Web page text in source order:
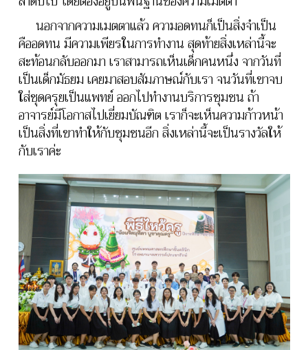
นอกจากความเมตตาแล้ว ความอดทนก็เป็นสิ่งจำเป็น
คืออดทน มีความเพียรในการทำงาน สุดท้ายสิ่งเหล่านี้จะ
สะท้อนกลับออกมา เราสามารถเห็นเด็กคนหนึ่ง จากวันที่
เป็นเด็กมัธยม เคยมาสอบสัมภาษณ์กับเรา จนวันที่เขาจบ
ใส่ชุดครุยเป็นแพทย์ ออกไปทำงานบริการชุมชน ถ้า
อาจารย์มีโอกาสไปเยี่ยมบัณฑิต เราก็จะเห็นความก้าวหน้า
เป็นสิ่งที่เขาทำให้กับชุมชนอีก สิ่งเหล่านี้จะเป็นรางวัลให้
กับเราค่ะ